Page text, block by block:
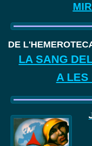
DE
LA SANG
A LES